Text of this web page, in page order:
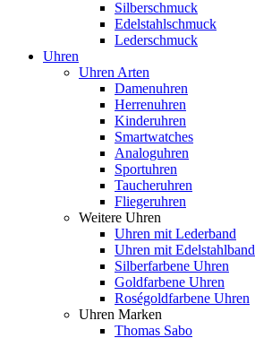
Silberschmuck
Edelstahlschmuck
Lederschmuck
Uhren
Uhren Arten
Damenuhren
Herrenuhren
Kinderuhren
Smartwatches
Analoguhren
Sportuhren
Taucheruhren
Fliegeruhren
Weitere Uhren
Uhren mit Lederband
Uhren mit Edelstahlband
Silberfarbene Uhren
Goldfarbene Uhren
Roségoldfarbene Uhren
Uhren Marken
Thomas Sabo